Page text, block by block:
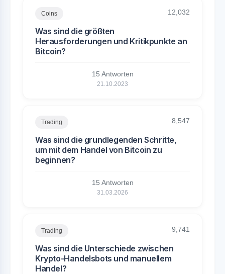
Coins 12,032
Was sind die größten
Herausforderungen und Kritikpunkte an
Bitcoin?
15 Antworten
21.10.2023
Trading 8,547
Was sind die grundlegenden Schritte,
um mit dem Handel von Bitcoin zu
beginnen?
15 Antworten
31.03.2026
Trading 9,741
Was sind die Unterschiede zwischen
Krypto-Handelsbots und manuellem
Handel?